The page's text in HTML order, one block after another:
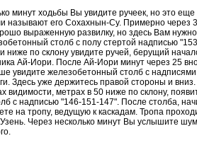
минут ходьбы Вы увидите ручеек, но это
называют его Сохахнын-Су. Примерно через
выраженную развилку, но здесь Вам нужно
столб с полу стертой надписью
по склону увидите ручей, берущий
Ай-Иори. После Ай-Иори минут через 25
увидите железобетонный столб с надписями
Здесь уже держитесь правой стороны и
видимости, метрах в 50 ниже по склону,
с надписью "146-151-147". После столба,
на тропу, ведущую к каскадам. Тропа
Через несколько минут Вы услышите